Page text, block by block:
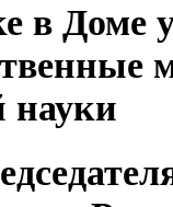
в
науки